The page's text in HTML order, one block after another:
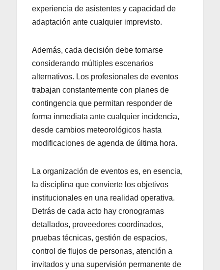
experiencia de asistentes y capacidad de
adaptación ante cualquier imprevisto.
Además, cada decisión debe tomarse
considerando múltiples escenarios
alternativos. Los profesionales de eventos
trabajan constantemente con planes de
contingencia que permitan responder de
forma inmediata ante cualquier incidencia,
desde cambios meteorológicos hasta
modificaciones de agenda de última hora.
La organización de eventos es, en esencia,
la disciplina que convierte los objetivos
institucionales en una realidad operativa.
Detrás de cada acto hay cronogramas
detallados, proveedores coordinados,
pruebas técnicas, gestión de espacios,
control de flujos de personas, atención a
invitados y una supervisión permanente de